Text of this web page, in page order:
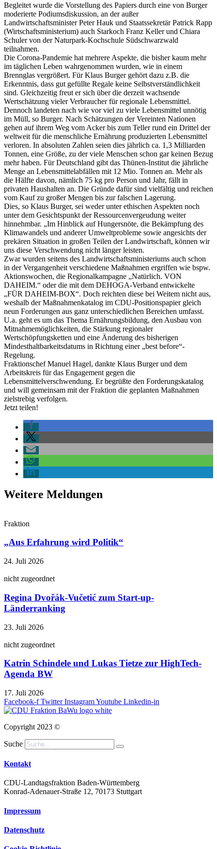
Begleitet wurde die Vorstellung des Papiers durch eine von Burger
moderierte Podiumsdiskussion, an der außer
Landwirtschaftsminister Peter Hauk und Staatssekretär Patrick Rapp
(Wirtschaftsministerium) auch Starkoch Franz Keller und Chiara
Schuler von der Naturpark-Kochschule Südschwarzwald
teilnahmen.
Die Corona-Pandemie hat mehrere Aspekte, die bisher kaum mehr
im täglichen Leben wahrgenommen wurden, wie in einem
Brennglas vergrößert. Für Klaus Burger gehört dazu z.B. die
Erkenntnis, dass gut gefüllte Regale keine Selbstverständlichkeit
sind. Gleichzeitig freut er sich über die derzeit wachsende
Wertschätzung vieler Verbraucher für regionale Lebensmittel.
Dennoch landeten nach wie vor viel zu viele Lebensmittel unnötig
im Müll, so Burger. Nach Schätzungen der Vereinten Nationen
gehen auf ihrem Weg vom Acker bis zum Teller rund ein Drittel der
weltweit für die menschliche Ernährung produzierten Lebensmittel
verloren. In absoluten Zahlen seien dies jährlich ca. 1,3 Milliarden
Tonnen, eine Größe, zu der viele Menschen schon gar keinen Bezug
mehr haben. Für Deutschland gibt das Thünen-Institut die jährliche
Menge an Lebensmittelabfällen mit 12 Mio. Tonnen an. Mehr als
die Hälfte davon, nämlich 75 kg pro Person und Jahr, fällt in
privaten Haushalten an. Die Gründe dafür sind vielfältig und reichen
vom Kauf zu großer Mengen bis zur falschen Lagerung.
Dies, so Klaus Burger, sei weder unter ethischen Aspekten noch
unter dem Gesichtspunkt der Ressourcenvergeudung weiter
hinnehmbar. „Im Hinblick auf Hungersnöte, die Bekämpfung des
Klimawandels und anderer Umweltprobleme sowie angesichts der
prekären Situation in großen Teilen der Landwirtschaft, können wir
uns diese Verschwendung nicht länger leisten.
Zwar wurden seitens des Landwirtschaftsministeriums auch schon
in der Vergangenheit verschiedene Maßnahmen ergriffen wie bspw.
Aktionswochen, die Regionalkampagne „Natürlich. VON
DAHEIM.“ oder die mit dem DEHOGA-Verband entwickelte
„FÜR DAHEIM-BOX“. Doch reichten diese bei Weitem nicht aus,
weshalb der Maßnahmenkatalog im CDU-Positionspapier gleich
neun Forderungen aus ganz unterschiedlichen Bereichen umfasst.
U.a. geht es um das Thema Ernährungsbildung, den Ausbau von
Mitnahmemöglichkeiten, die Stärkung regionaler
Wertschöpfungsketten und eine Änderung des bisherigen
Mindesthaltbarkeitsdatums in Richtung einer „best before“-
Regelung.
Fraktionschef Manuel Hagel, dankte Klaus Burger und dem
Arbeitskreis für das Engagement gegen die
Lebensmittelverschwendung. Er begrüßte den Forderungskatalog
und will gemeinsam mit der Fraktion die geplanten Maßnahmen
zielstrebig verfolgen.
Jetzt teilen!
Weitere Meldungen
Fraktion
„Aus Erfahrung wird Politik“
24. Juli 2026
nicht zugeordnet
Regina Dvořák-Vučetić zum Start-up-
Länderranking
23. Juli 2026
nicht zugeordnet
Katrin Schindele und Lukas Tietze zur HighTech-
Agenda BW
17. Juli 2026
Facebook-f Twitter InstagramYoutube Linkedin-in
Copyright 2023 ©
Suche
Kontakt
CDU-Landtagsfraktion Baden-Württemberg
Konrad-Adenauer-Straße 12, 70173 Stuttgart
Impressum
Datenschutz